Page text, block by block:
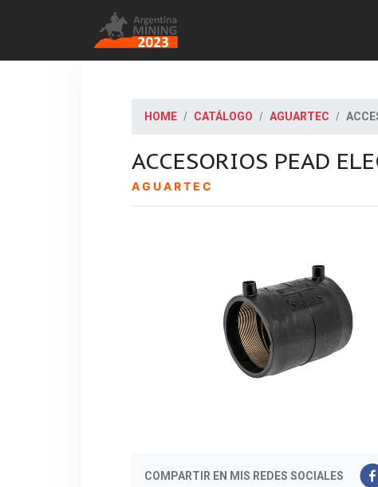
HOME CATÁLOGO AGUARTEC
ACCESORIOS PEAD
AGUARTEC
COMPARTIR EN MIS REDES SOCIALES